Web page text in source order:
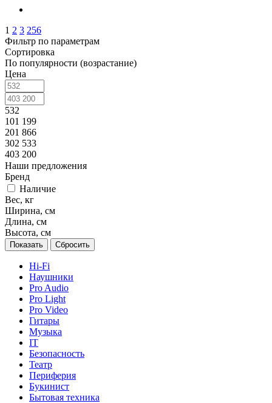
1 2 3 256
Фильтр по параметрам
Сортировка
По популярности (возрастание)
Цена
532
101 199
201 866
302 533
403 200
Наши предложения
Бренд
Наличие
Вес, кг
Ширина, см
Длина, см
Высота, см
Сбросить
Hi-Fi
Наушники
Pro Audio
Pro Light
Pro Video
Гитары
Музыка
IT
Безопасность
Театр
Периферия
Букинист
Бытовая техника